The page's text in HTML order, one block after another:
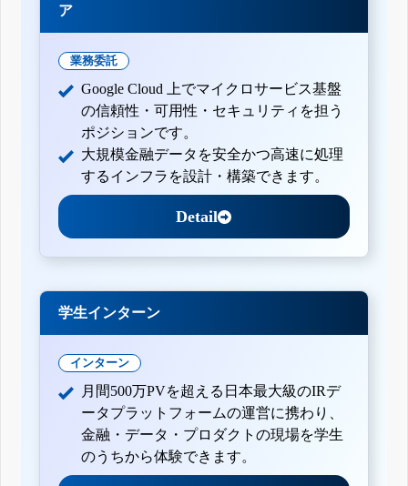
ア
業務委託
Google Cloud 上でマイクロサービス基盤
の信頼性・可用性・セキュリティを担う
ポジションです。
大規模金融データを安全かつ高速に処理
するインフラを設計・構築できます。
Detail
学生インターン
インターン
月間500万PVを超える日本最大級のIRデ
ータプラットフォームの運営に携わり、
金融・データ・プロダクトの現場を学生
のうちから体験できます。